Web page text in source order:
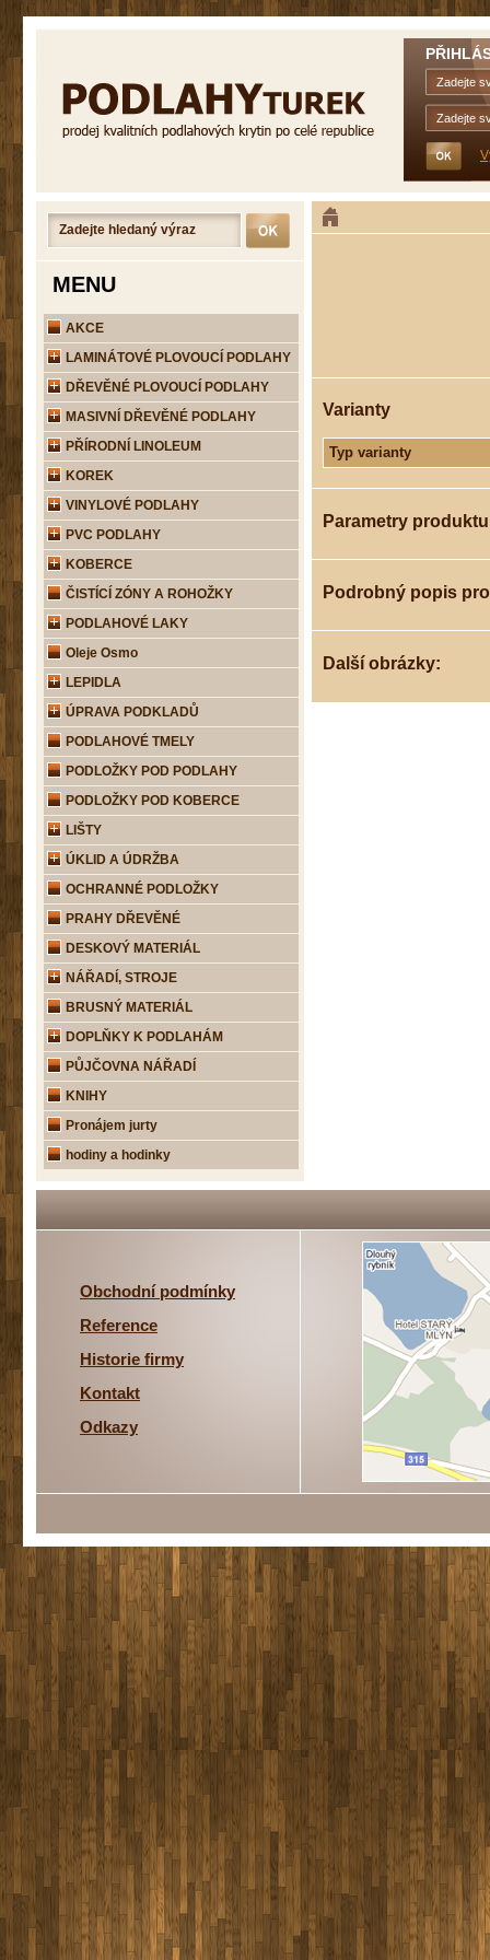
Varianty
Typ varianty
Parametry produktu
Podrobný popis
Další obrázky:
MENU
AKCE
LAMINÁTOVÉ PLOVOUCÍ PODLAHY
DŘEVĚNÉ PLOVOUCÍ PODLAHY
MASIVNÍ DŘEVĚNÉ PODLAHY
PŘÍRODNÍ LINOLEUM
KOREK
VINYLOVÉ PODLAHY
PVC PODLAHY
KOBERCE
ČISTÍCÍ ZÓNY A ROHOŽKY
PODLAHOVÉ LAKY
Oleje Osmo
LEPIDLA
ÚPRAVA PODKLADŮ
PODLAHOVÉ TMELY
PODLOŽKY POD PODLAHY
PODLOŽKY POD KOBERCE
LIŠTY
ÚKLID A ÚDRŽBA
OCHRANNÉ PODLOŽKY
PRAHY DŘEVĚNÉ
DESKOVÝ MATERIÁL
NÁŘADÍ, STROJE
BRUSNÝ MATERIÁL
DOPLŇKY K PODLAHÁM
PŮJČOVNA NÁŘADÍ
KNIHY
Pronájem jurty
hodiny a hodinky
Obchodní podmínky
Reference
Historie firmy
Kontakt
Odkazy